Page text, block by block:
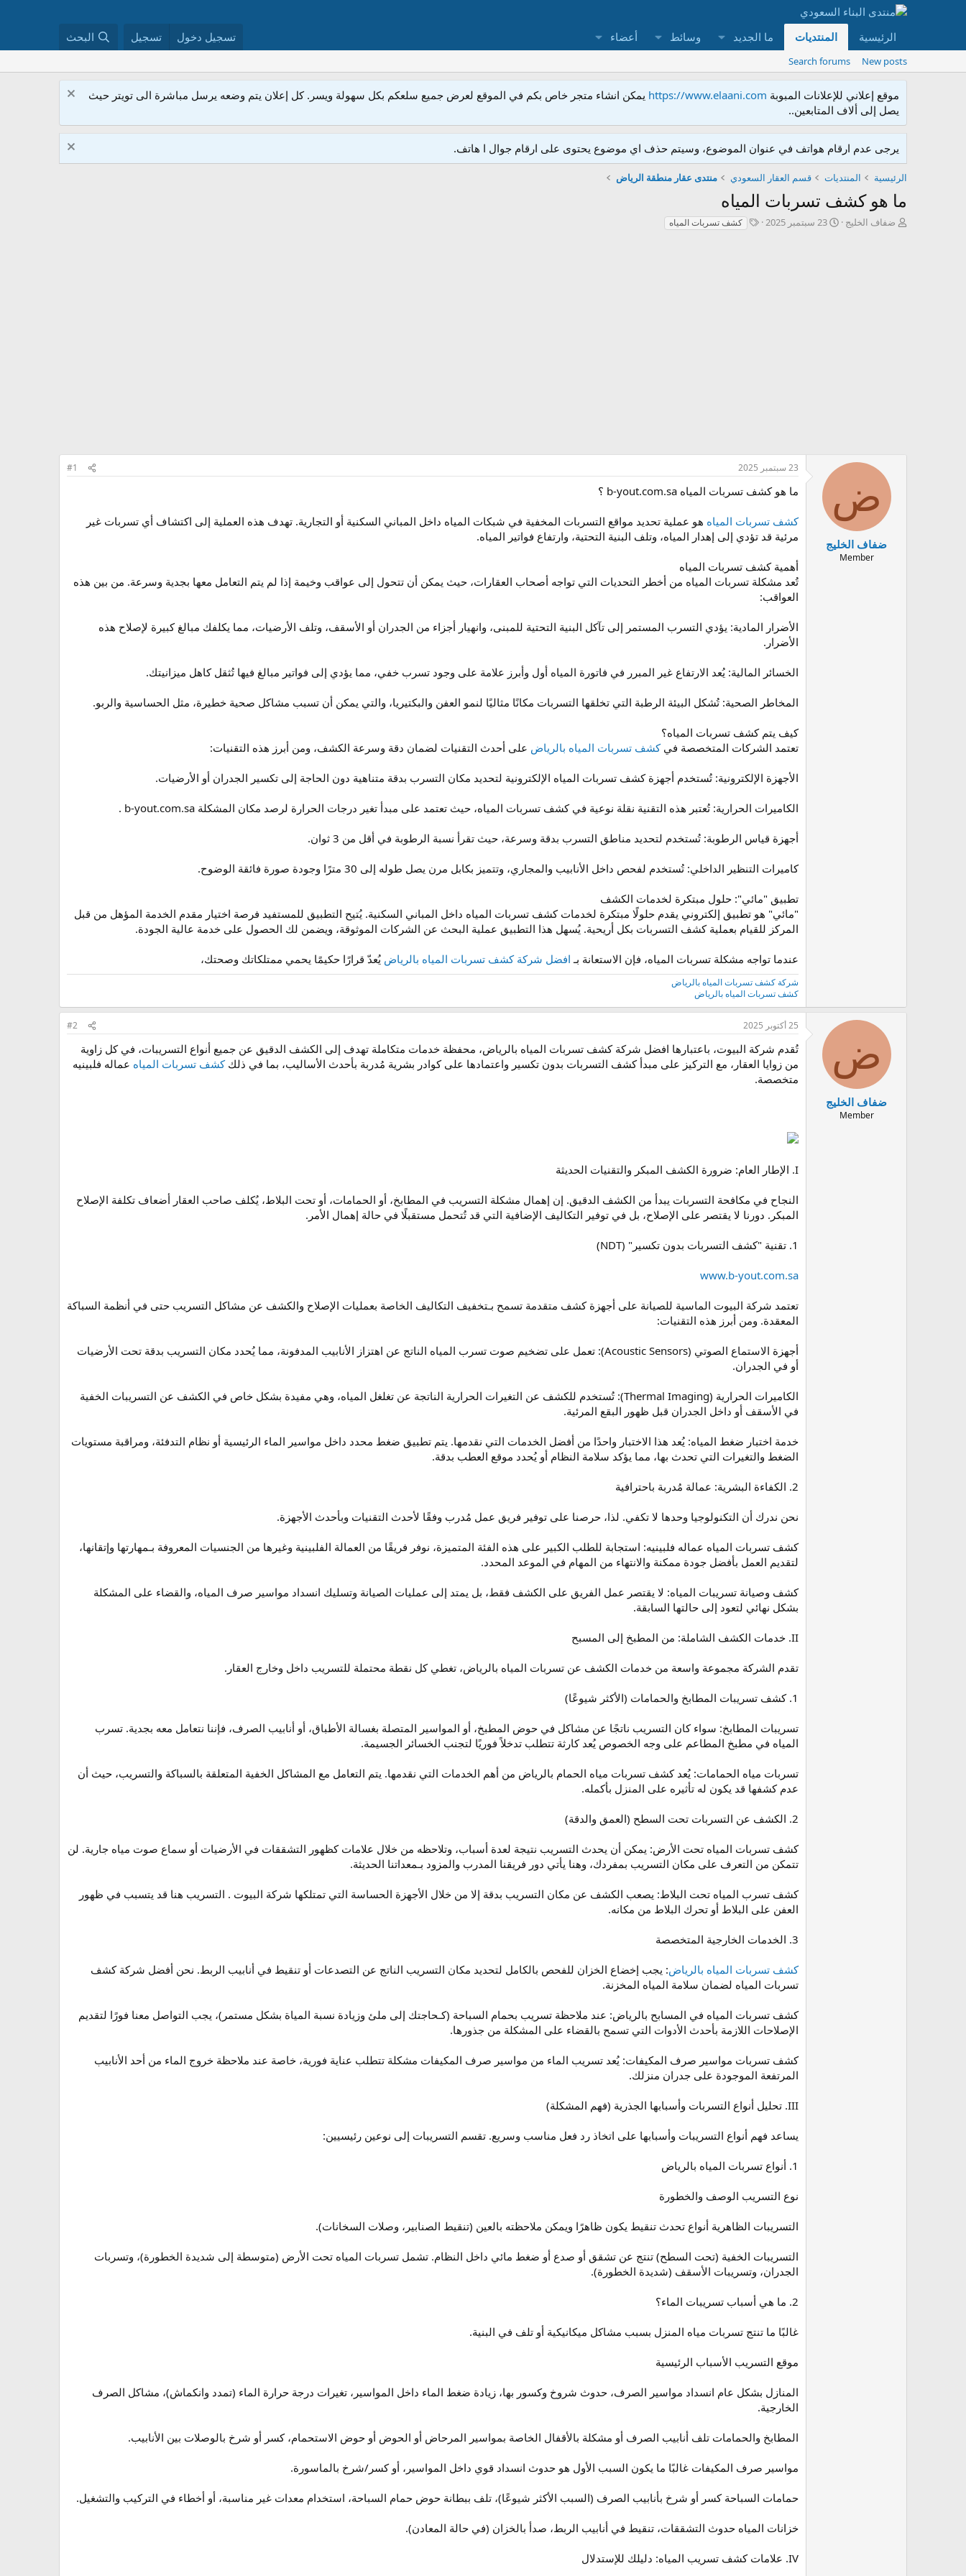
الرئيسية المنتديات ما الجديد وسائط أعضاء تسجيل دخول تسجيل البحث
New posts
Search forums
موقع إعلاني للإعلانات المبوبة https://www.elaani.com يمكن انشاء متجر خاص بكم في الموقع لعرض جميع سلعكم بكل سهولة ويسر. كل إعلان يتم وضعه يرسل مباشرة الى تويتر حيث
يصل إلى ألاف المتابعين..
يرجى عدم ارقام هواتف في عنوان الموضوع، وسيتم حذف اي موضوع يحتوى على ارقام جوال ا هاتف.
الرئيسية المنتديات قسم العقار السعودي منتدى عقار منطقة الرياض
ما هو كشف تسربات المياه
كضفاف الخليج
ت23 سبتمبر 2025
Tكشف تسربات المياه
ض
ضفاف الخليج
Member
23 سبتمبر 2025 #1
ما هو كشف تسربات المياه b-yout.com.sa ؟
كشف تسربات المياه هو عملية تحديد مواقع التسربات المخفية في شبكات المياه داخل المباني السكنية أو التجارية. تهدف هذه العملية إلى اكتشاف أي تسربات غير
مرئية قد تؤدي إلى إهدار المياه، وتلف البنية التحتية، وارتفاع فواتير المياه.
أهمية كشف تسربات المياه
تُعد مشكلة تسربات المياه من أخطر التحديات التي تواجه أصحاب العقارات، حيث يمكن أن تتحول إلى عواقب وخيمة إذا لم يتم التعامل معها بجدية وسرعة. من بين هذه
العواقب:
الأضرار المادية: يؤدي التسرب المستمر إلى تآكل البنية التحتية للمبنى، وانهيار أجزاء من الجدران أو الأسقف، وتلف الأرضيات، مما يكلفك مبالغ كبيرة لإصلاح هذه
الأضرار.
الخسائر المالية: يُعد الارتفاع غير المبرر في فاتورة المياه أول وأبرز علامة على وجود تسرب خفي، مما يؤدي إلى فواتير مبالغ فيها تُثقل كاهل ميزانيتك.
المخاطر الصحية: تُشكل البيئة الرطبة التي تخلقها التسربات مكانًا مثاليًا لنمو العفن والبكتيريا، والتي يمكن أن تسبب مشاكل صحية خطيرة، مثل الحساسية والربو.
كيف يتم كشف تسربات المياه؟
تعتمد الشركات المتخصصة فيكشف تسربات المياه بالرياض على أحدث التقنيات لضمان دقة وسرعة الكشف، ومن أبرز هذه التقنيات:
الأجهزة الإلكترونية: تُستخدم أجهزة كشف تسربات المياه الإلكترونية لتحديد مكان التسرب بدقة متناهية دون الحاجة إلى تكسير الجدران أو الأرضيات.
الكاميرات الحرارية: تُعتبر هذه التقنية نقلة نوعية في كشف تسربات المياه، حيث تعتمد على مبدأ تغير درجات الحرارة لرصد مكان المشكلة b-yout.com.sa .
أجهزة قياس الرطوبة: تُستخدم لتحديد مناطق التسرب بدقة وسرعة، حيث تقرأ نسبة الرطوبة في أقل من 3 ثوان.
كاميرات التنظير الداخلي: تُستخدم لفحص داخل الأنابيب والمجاري، وتتميز بكابل مرن يصل طوله إلى 30 مترًا وجودة صورة فائقة الوضوح.
تطبيق "مائي": حلول مبتكرة لخدمات الكشف
"مائي" هو تطبيق إلكتروني يقدم حلولًا مبتكرة لخدمات كشف تسربات المياه داخل المباني السكنية. يُتيح التطبيق للمستفيد فرصة اختيار مقدم الخدمة المؤهل من قبل
المركز للقيام بعملية كشف التسربات بكل أريحية. يُسهل هذا التطبيق عملية البحث عن الشركات الموثوقة، ويضمن لك الحصول على خدمة عالية الجودة.
عندما تواجه مشكلة تسربات المياه، فإن الاستعانة بـ افضل شركة كشف تسربات المياه بالرياض يُعدّ قرارًا حكيمًا يحمي ممتلكاتك وصحتك،
شركة كشف تسربات المياه بالرياض
كشف تسربات المياه بالرياض
ض
ضفاف الخليج
Member
25 أكتوبر 2025 #2
تُقدم شركة البيوت، باعتبارها افضل شركة كشف تسربات المياه بالرياض، محفظة خدمات متكاملة تهدف إلى الكشف الدقيق عن جميع أنواع التسريبات، في كل زاوية
من زوايا العقار، مع التركيز على مبدأ كشف التسربات بدون تكسير واعتمادها على كوادر بشرية مُدربة بأحدث الأساليب، بما في ذلككشف تسربات المياه عماله فلبينيه
متخصصة.
I. الإطار العام: ضرورة الكشف المبكر والتقنيات الحديثة
النجاح في مكافحة التسربات يبدأ من الكشف الدقيق. إن إهمال مشكلة التسريب في المطابخ، أو الحمامات، أو تحت البلاط، يُكلف صاحب العقار أضعاف تكلفة الإصلاح
المبكر. دورنا لا يقتصر على الإصلاح، بل في توفير التكاليف الإضافية التي قد تُتحمل مستقبلًا في حالة إهمال الأمر.
1. تقنية "كشف التسربات بدون تكسير" (NDT)
www.b-yout.com.sa
تعتمد شركة البيوت الماسية للصيانة على أجهزة كشف متقدمة تسمح بـتخفيف التكاليف الخاصة بعمليات الإصلاح والكشف عن مشاكل التسريب حتى في أنظمة السباكة
المعقدة. ومن أبرز هذه التقنيات:
أجهزة الاستماع الصوتي (Acoustic Sensors): تعمل على تضخيم صوت تسرب المياه الناتج عن اهتزاز الأنابيب المدفونة، مما يُحدد مكان التسريب بدقة تحت الأرضيات
أو في الجدران.
الكاميرات الحرارية (Thermal Imaging): تُستخدم للكشف عن التغيرات الحرارية الناتجة عن تغلغل المياه، وهي مفيدة بشكل خاص في الكشف عن التسريبات الخفية
في الأسقف أو داخل الجدران قبل ظهور البقع المرئية.
خدمة اختبار ضغط المياه: يُعد هذا الاختبار واحدًا من أفضل الخدمات التي نقدمها. يتم تطبيق ضغط محدد داخل مواسير الماء الرئيسية أو نظام التدفئة، ومراقبة مستويات
الضغط والتغيرات التي تحدث بها، مما يؤكد سلامة النظام أو يُحدد موقع العطب بدقة.
2. الكفاءة البشرية: عمالة مُدربة باحترافية
نحن ندرك أن التكنولوجيا وحدها لا تكفي. لذا، حرصنا على توفير فريق عمل مُدرب وفقًا لأحدث التقنيات وبأحدث الأجهزة.
كشف تسربات المياه عماله فلبينيه: استجابة للطلب الكبير على هذه الفئة المتميزة، نوفر فريقًا من العمالة الفلبينية وغيرها من الجنسيات المعروفة بـمهارتها وإتقانها،
لتقديم العمل بأفضل جودة ممكنة والانتهاء من المهام في الموعد المحدد.
كشف وصيانة تسريبات المياه: لا يقتصر عمل الفريق على الكشف فقط، بل يمتد إلى عمليات الصيانة وتسليك انسداد مواسير صرف المياه، والقضاء على المشكلة
بشكل نهائي لتعود إلى حالتها السابقة.
II. خدمات الكشف الشاملة: من المطبخ إلى المسبح
تقدم الشركة مجموعة واسعة من خدمات الكشف عن تسربات المياه بالرياض، تغطي كل نقطة محتملة للتسريب داخل وخارج العقار.
1. كشف تسريبات المطابخ والحمامات (الأكثر شيوعًا)
تسريبات المطابخ: سواء كان التسريب ناتجًا عن مشاكل في حوض المطبخ، أو المواسير المتصلة بغسالة الأطباق، أو أنابيب الصرف، فإننا نتعامل معه بجدية. تسرب
المياه في مطبخ المطاعم على وجه الخصوص يُعد كارثة تتطلب تدخلاً فوريًا لتجنب الخسائر الجسيمة.
تسربات مياه الحمامات: يُعد كشف تسربات مياه الحمام بالرياض من أهم الخدمات التي نقدمها. يتم التعامل مع المشاكل الخفية المتعلقة بالسباكة والتسريب، حيث أن
عدم كشفها قد يكون له تأثيره على المنزل بأكمله.
2. الكشف عن التسربات تحت السطح (العمق والدقة)
كشف تسربات المياه تحت الأرض: يمكن أن يحدث التسريب نتيجة لعدة أسباب، وتلاحظه من خلال علامات كظهور التشققات في الأرضيات أو سماع صوت مياه جارية. لن
تتمكن من التعرف على مكان التسريب بمفردك، وهنا يأتي دور فريقنا المدرب والمزود بـمعداتنا الحديثة.
كشف تسرب المياه تحت البلاط: يصعب الكشف عن مكان التسريب بدقة إلا من خلال الأجهزة الحساسة التي تمتلكها شركة البيوت . التسريب هنا قد يتسبب في ظهور
العفن على البلاط أو تحرك البلاط من مكانه.
3. الخدمات الخارجية المتخصصة
كشف تسربات المياه بالرياض: يجب إخضاع الخزان للفحص بالكامل لتحديد مكان التسريب الناتج عن التصدعات أو تنقيط في أنابيب الربط. نحن أفضل شركة كشف
تسربات المياه لضمان سلامة المياه المخزنة.
كشف تسربات المياه في المسابح بالرياض: عند ملاحظة تسريب بحمام السباحة (كـحاجتك إلى ملئ وزيادة نسبة المياة بشكل مستمر)، يجب التواصل معنا فورًا لتقديم
الإصلاحات اللازمة بأحدث الأدوات التي تسمح بالقضاء على المشكلة من جذورها.
كشف تسربات مواسير صرف المكيفات: يُعد تسريب الماء من مواسير صرف المكيفات مشكلة تتطلب عناية فورية، خاصة عند ملاحظة خروج الماء من أحد الأنابيب
المرتفعة الموجودة على جدران منزلك.
III. تحليل أنواع التسربات وأسبابها الجذرية (فهم المشكلة)
يساعد فهم أنواع التسريبات وأسبابها على اتخاذ رد فعل مناسب وسريع. تقسم التسريبات إلى نوعين رئيسيين:
1. أنواع تسربات المياه بالرياض
نوع التسريب الوصف والخطورة
التسريبات الظاهرية أنواع تحدث تنقيط يكون ظاهرًا ويمكن ملاحظته بالعين (تنقيط الصنابير، وصلات السخانات).
التسريبات الخفية (تحت السطح) تنتج عن تشقق أو صدع أو ضغط مائي داخل النظام. تشمل تسربات المياه تحت الأرض (متوسطة إلى شديدة الخطورة)، وتسربات
الجدران، وتسريبات الأسقف (شديدة الخطورة).
2. ما هي أسباب تسريبات الماء؟
غالبًا ما تنتج تسربات مياه المنزل بسبب مشاكل ميكانيكية أو تلف في البنية.
موقع التسريب الأسباب الرئيسية
المنازل بشكل عام انسداد مواسير الصرف، حدوث شروخ وكسور بها، زيادة ضغط الماء داخل المواسير، تغيرات درجة حرارة الماء (تمدد وانكماش)، مشاكل الصرف
الخارجية.
المطابخ والحمامات تلف أنابيب الصرف أو مشكلة بالأقفال الخاصة بمواسير المرحاض أو الحوض أو حوض الاستحمام، كسر أو شرخ بالوصلات بين الأنابيب.
مواسير صرف المكيفات غالبًا ما يكون السبب الأول هو حدوث انسداد قوي داخل المواسير، أو كسر/شرخ بالماسورة.
حمامات السباحة كسر أو شرخ بأنابيب الصرف (السبب الأكثر شيوعًا)، تلف ببطانة حوض حمام السباحة، استخدام معدات غير مناسبة، أو أخطاء في التركيب والتشغيل.
خزانات المياه حدوث التشققات، تنقيط في أنابيب الربط، صدأ بالخزان (في حالة المعادن).
IV. علامات كشف تسريب المياه: دليلك للإستدلال